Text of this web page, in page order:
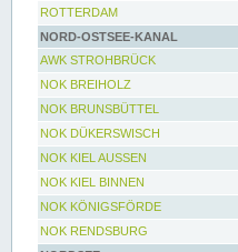
ROTTERDAM
NORD-OSTSEE-KANAL
AWK STROHBRÜCK
NOK BREIHOLZ
NOK BRUNSBÜTTEL
NOK DÜKERSWISCH
NOK KIEL AUSSEN
NOK KIEL BINNEN
NOK KÖNIGSFÖRDE
NOK RENDSBURG